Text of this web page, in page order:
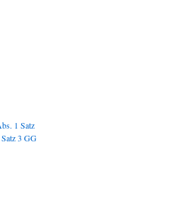
1 Satz
3 GG